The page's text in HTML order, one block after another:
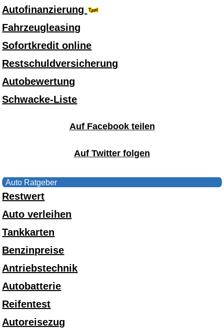
Autofinanzierung
Fahrzeugleasing
Sofortkredit online
Restschuldversicherung
Autobewertung
Schwacke-Liste
Auf Facebook teilen
Auf Twitter folgen
Auto Ratgeber
Restwert
Auto verleihen
Tankkarten
Benzinpreise
Antriebstechnik
Autobatterie
Reifentest
Autoreisezug